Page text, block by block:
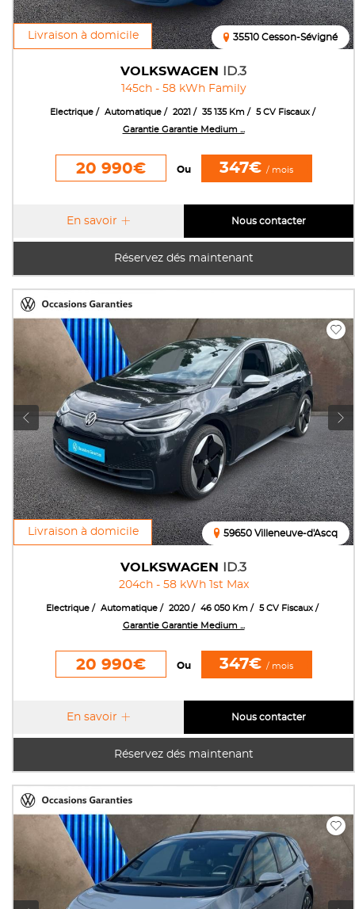
Livraison à domicile
VOLKSWAGEN ID.3
145ch - 58 kWh Family
35510 Cesson-Sévigné
Electrique Automatique 2021 35 135 Km
5 CV Fiscaux
Garantie Garantie Medium ...
20 990€ Ou 347€ / mois
Réservez dés maintenant
En savoir Nous contacter
Livraison à domicile
VOLKSWAGEN ID.3
204ch - 58 kWh 1st Max
59650 Villeneuve-d'Ascq
Electrique Automatique 2020 46 050 Km
5 CV Fiscaux
Garantie Garantie Medium ...
20 990€ Ou 347€ / mois
Réservez dés maintenant
En savoir Nous contacter